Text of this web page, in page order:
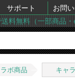
サポート お問
料無料（一部商品・
ボ商品 キャ